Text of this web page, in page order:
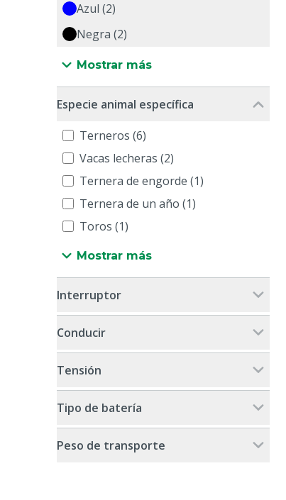
Azul (2)
Negra (2)
Mostrar más
Especie animal específica
Terneros (6)
Vacas lecheras (2)
Ternera de engorde (1)
Ternera de un año (1)
Toros (1)
Mostrar más
Interruptor
Conducir
Tensión
Tipo de batería
Peso de transporte